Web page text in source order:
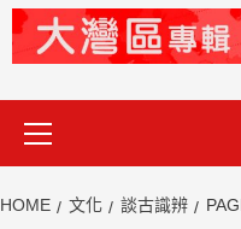
HOME 文化 談古識辨